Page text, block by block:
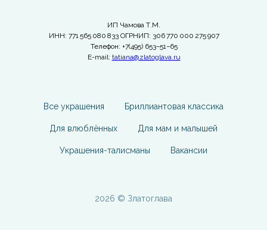
ИП Чамова Т.М.
ИНН: 771 565 080 833 ОГРНИП: 306 770 000 275 907
Телефон: +7(495) 653−51−65
E-mail: tatiana@zlatoglava.ru
Все украшения Бриллиантовая классика
Для влюблённых Для мам и малышей
Украшения-талисманы Вакансии
2026 © Златоглава